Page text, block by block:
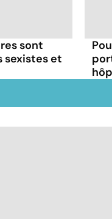
sont
sexistes et